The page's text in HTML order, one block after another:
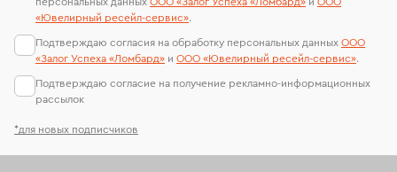
*для новых подписчиков
«Ювелирный ресейл-сервиc».
Подтверждаю согласия на обработку персональных данных ООО
«Залог Успеха «Ломбард» и ООО «Ювелирный ресейл-сервиc».
Подтверждаю согласие на получение рекламно-информационных
рассылок